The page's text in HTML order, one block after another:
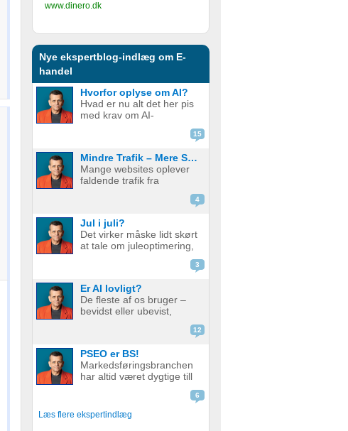
www.dinero.dk
Nye ekspertblog-indlæg om E-
handel
Hvorfor oplyse om AI?
Hvad er nu alt det her pis
med krav om AI-
have det. Spotify vil have
hopper også med på
vognen. Men… hvorfor
egentlig? OK, boomer –
15
Mindre Trafik – Mere Salg
Mange websites oplever
faldende trafik fra
Google. Nogle mistænker
de bare ikke ranker så
godt som før. Men er det
nu så slemt? Måske er det
4
Jul i juli?
Det virker måske lidt skørt
at tale om juleoptimering,
faktisk god grund til det.
Alt for mange glemmer at
forberede deres website
3
Er AI lovligt?
De fleste af os bruger –
bevidst eller ubevist,
eller delvist bygger på AI.
stille spørgsmål ved, om
det er lovligt. AI er en
meget bred betegnelse
12
PSEO er BS!
Markedsføringsbranchen
har altid været dygtige till
at pakke gammel fisk ind i
Nogle gange lidt for
dygtige. Giv en støvet,
6
Læs flere ekspertindlæg